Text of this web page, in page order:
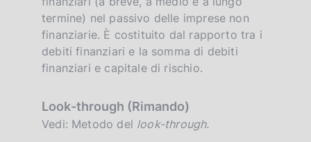
termine) nel passivo delle imprese non
finanziarie. È costituito dal rapporto tra i
debiti finanziari e la somma di debiti
finanziari e capitale di rischio.
Look-through (Rimando)
Vedi: Metodo del look-through.